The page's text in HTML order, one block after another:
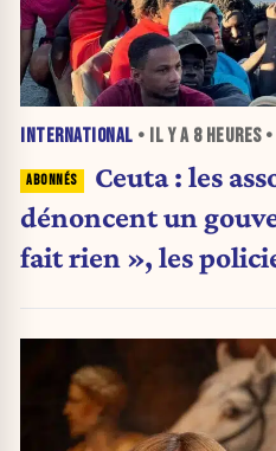
INTERNATIONAL • IL Y A 8 HEURES•
Ceuta : les
dénoncent un
fait rien », les